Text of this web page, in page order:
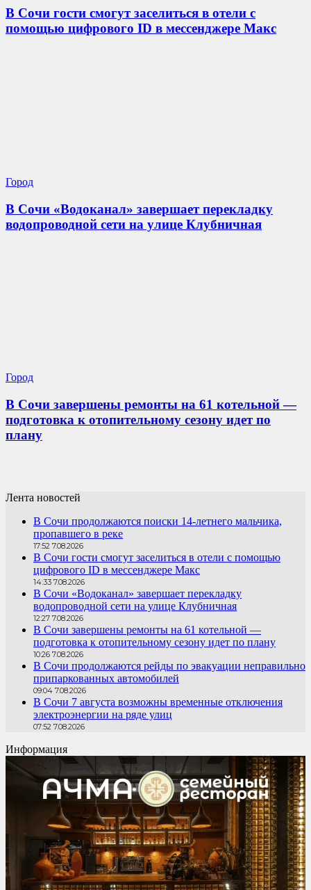
В Сочи гости смогут заселиться в отели с
помощью цифрового ID в мессенджере Макс
Город
В Сочи «Водоканал» завершает перекладку
водопроводной сети на улице Клубничная
Город
В Сочи завершены ремонты на 61 котельной —
подготовка к отопительному сезону идет по
плану
Лента новостей
В Сочи продолжаются поиски 14-летнего мальчика,
пропавшего в реке
17:52 7.08.2026
В Сочи гости смогут заселиться в отели с помощью
цифрового ID в мессенджере Макс
14:33 7.08.2026
В Сочи «Водоканал» завершает перекладку
водопроводной сети на улице Клубничная
12:27 7.08.2026
В Сочи завершены ремонты на 61 котельной —
подготовка к отопительному сезону идет по плану
10:26 7.08.2026
В Сочи продолжаются рейды по эвакуации неправильно
припаркованных автомобилей
09:04 7.08.2026
В Сочи 7 августа возможны временные отключения
электроэнергии на ряде улиц
07:52 7.08.2026
Информация